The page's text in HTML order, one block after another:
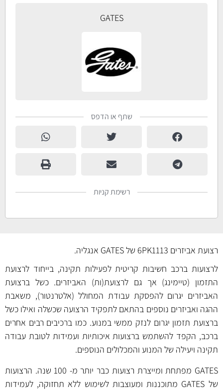
GATES
שתף או הדפס
רשימת קניות
רצועת אביזרים 6PK1113 של GATES אנגליה.
לרצועות ברכב חשיבות קריטית לפעילות תקינה, בייחוד לרצועת
התזמון (טיימינג) אך גם לרצועת(ות) האביזרים. כשל ברצועת
האביזרים יגרום להפסקת עבודת המחולל (אלטרנטור), משאבת
ההגה ואביזרים נוספים בהתאם לתפקיד הרצועה שכשלה ואילו כשל
ברצועת תזמון יגרום לנזק ממשי במנוע. כמו ברכיבים רבים אחרים
ברכב, הקפד להשתמש ברצועות איכותיות ועמידות לטובת עבודה
תקינה ויעילה של המנוע והמכלולים הנוספים.
GATES מפתחת ומייצרת רצועות כבר יותר מ- 100 שנה. הרצועות
של GATES מתוכננות ומעוצבות לשימוש ללא תחזוקה, לעמידות